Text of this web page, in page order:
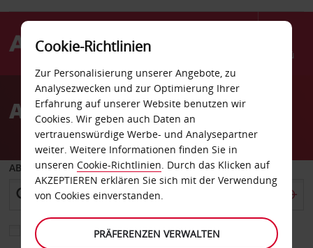
Menü
AvisAutovermietung Boston
ABHOLEN VON
Eine andere Rückgabestation auswählen
Cookie-Richtlinien
Zur Personalisierung unserer Angebote, zu
Analysezwecken und zur Optimierung Ihrer
Erfahrung auf unserer Website benutzen wir
Cookies. Wir geben auch Daten an
vertrauenswürdige Werbe- und Analysepartner
weiter. Weitere Informationen finden Sie in
unseren Cookie-Richtlinien. Durch das Klicken auf
AKZEPTIEREN erklären Sie sich mit der Verwendung
von Cookies einverstanden.
PRÄFERENZEN VERWALTEN